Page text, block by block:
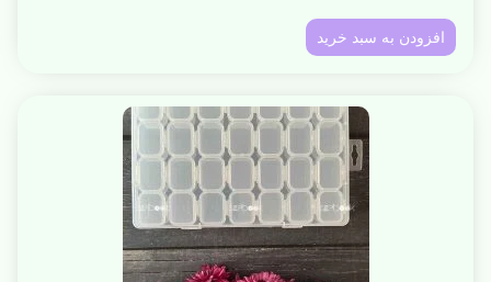
افزودن به سبد خرید